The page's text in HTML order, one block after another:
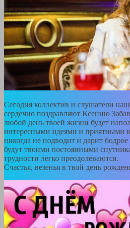
Сегодня коллектив и слушатели
сердечно поздравляют Ксению
любой день твоей жизни будет
интересными идеями и приятными
никогда не подводит и дарит
будут твоими постоянными
трудности легко преодолеваются.
Счастья, везенья в твой день